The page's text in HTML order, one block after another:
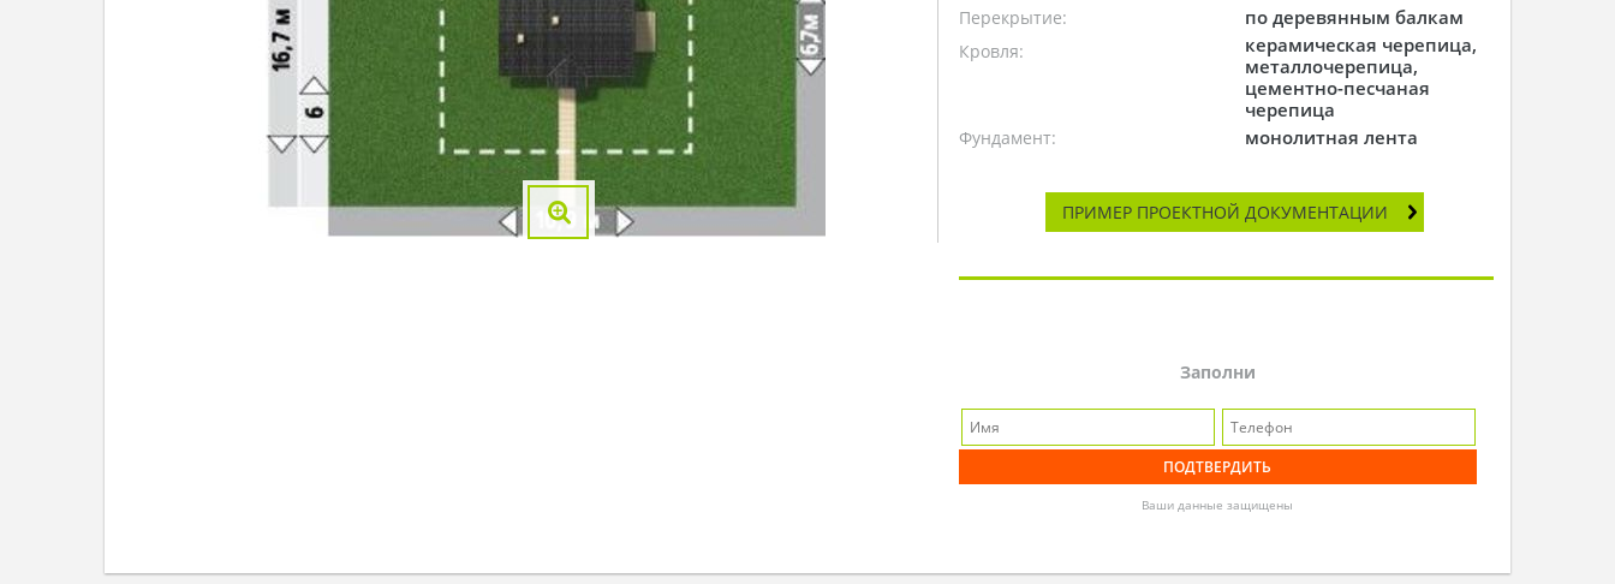
Перекрытие: по деревянным балкам
Кровля:
керамическая черепица,
металлочерепица,
цементно-песчаная
черепица
Фундамент: монолитная лента
ПРИМЕР ПРОЕКТНОЙ ДОКУМЕНТАЦИИ
Заполни
Ваши данные защищены